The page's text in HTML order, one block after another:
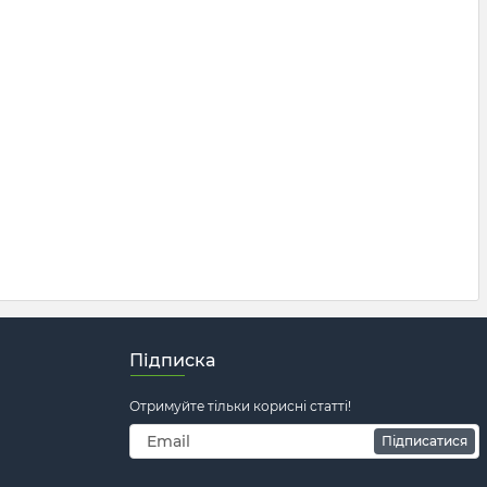
Підписка
Отримуйте тільки корисні статті!
Підписатися